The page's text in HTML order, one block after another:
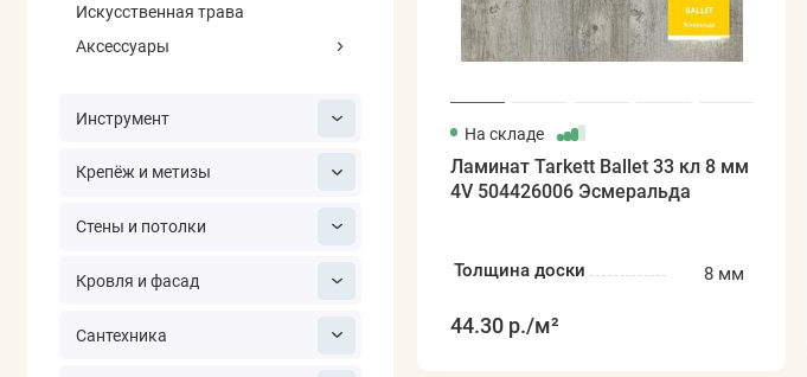
Искусственная трава
Аксессуары
Инструмент
Крепёж и метизы
Стены и потолки
Кровля и фасад
Сантехника
На складе
Ламинат Tarkett Ballet 33 кл 8 мм
4V 504426006 Эсмеральда
Толщина доски 8 мм
44.30 р./м²